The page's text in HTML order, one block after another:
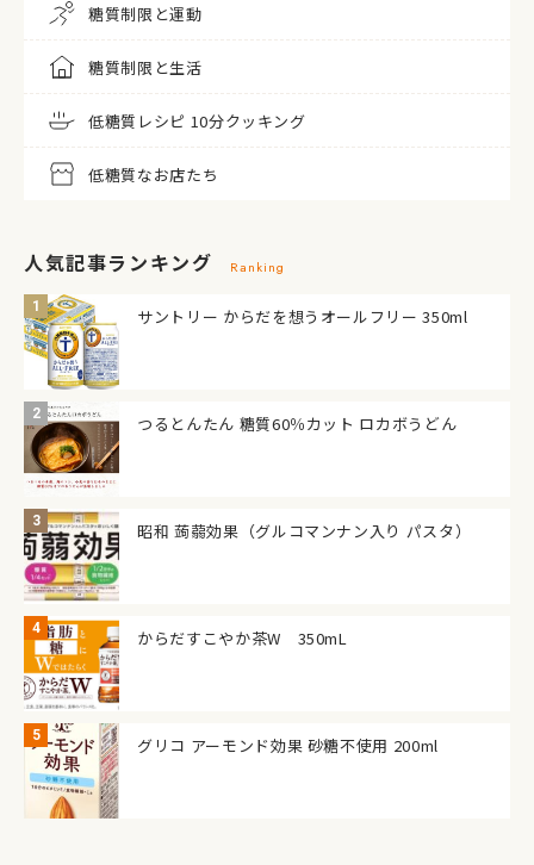
糖質制限と運動
糖質制限と生活
低糖質レシピ 10分クッキング
低糖質なお店たち
人気記事ランキング Ranking
サントリー からだを想うオールフリー 350ml
つるとんたん 糖質60％カット ロカボうどん
昭和 蒟蒻効果（グルコマンナン入り パスタ）
からだすこやか茶W 350mL
グリコ アーモンド効果 砂糖不使用 200ml